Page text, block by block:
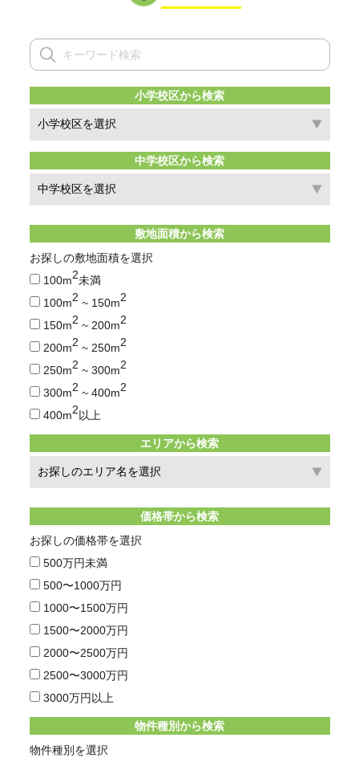
小学校区から検索
中学校区から検索
敷地面積から検索
お探しの敷地面積を選択
100m2未満
100m2 ~ 150m2
150m2 ~ 200m2
200m2 ~ 250m2
250m2 ~ 300m2
300m2 ~ 400m2
400m2以上
エリアから検索
価格帯から検索
お探しの価格帯を選択
500万円未満
500〜1000万円
1000〜1500万円
1500〜2000万円
2000〜2500万円
2500〜3000万円
3000万円以上
物件種別から検索
物件種別を選択